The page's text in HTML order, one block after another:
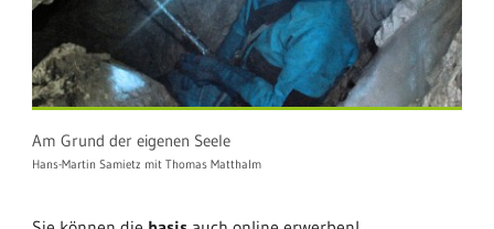
Am Grund der eigenen Seele
Hans-Martin Samietz mit Thomas Matthalm